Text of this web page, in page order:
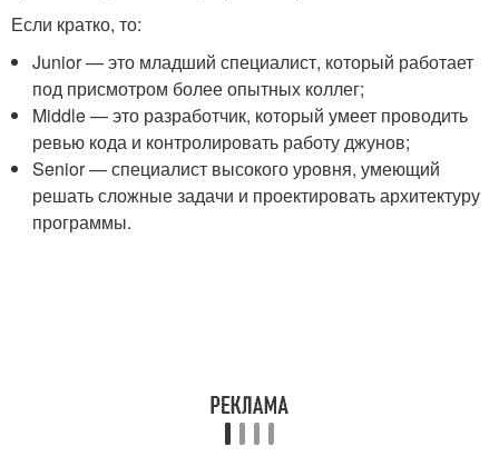
Если кратко, то:
Junior — это младший специалист, который работает
под присмотром более опытных коллег;
Middle — это разработчик, который умеет проводить
ревью кода и контролировать работу джунов;
Senior — специалист высокого уровня, умеющий
решать сложные задачи и проектировать архитектуру
программы.